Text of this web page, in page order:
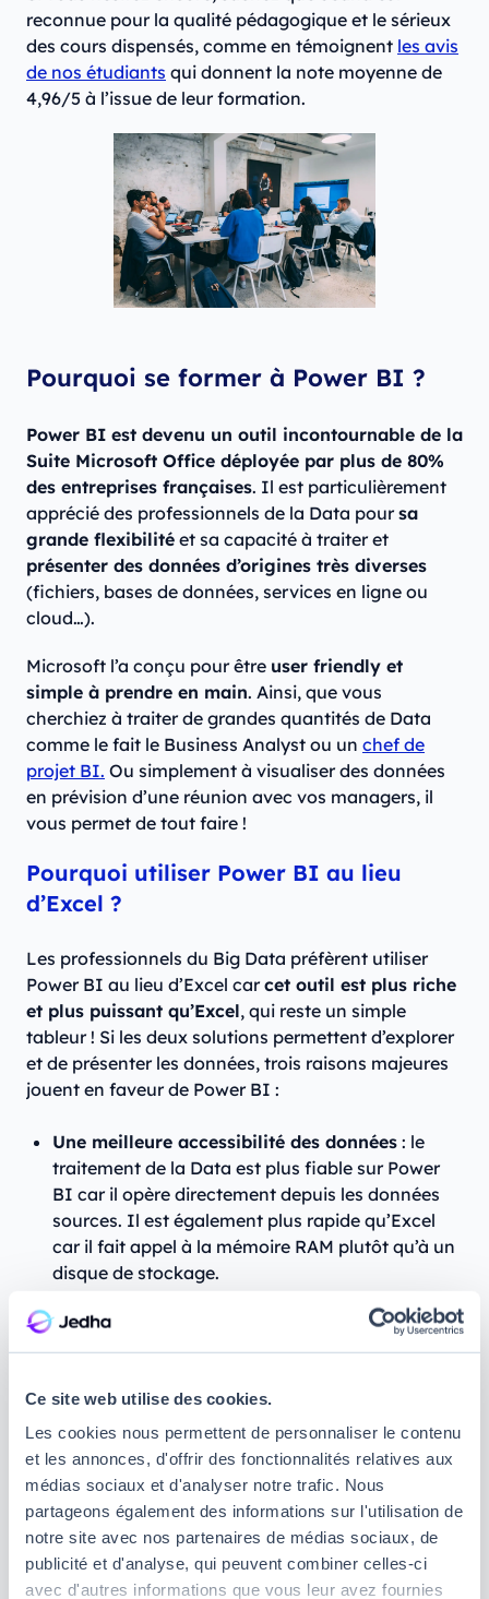
Ce site web utilise des cookies.
Les cookies nous permettent de personnaliser le contenu
et les annonces, d'offrir des fonctionnalités relatives aux
médias sociaux et d'analyser notre trafic. Nous
partageons également des informations sur l'utilisation de
notre site avec nos partenaires de médias sociaux, de
publicité et d'analyse, qui peuvent combiner celles-ci
avec d'autres informations que vous leur avez fournies
reconnue pour la qualité pédagogique et le sérieux
des cours dispensés, comme en témoignent les avis
de nos étudiants qui donnent la note moyenne de
4,96/5 à l’issue de leur formation.
Pourquoi se former à Power BI ?
Power BI est devenu un outil incontournable de la
Suite Microsoft Office déployée par plus de 80%
des entreprises françaises. Il est particulièrement
apprécié des professionnels de la Data poursa
grande flexibilité et sa capacité à traiter et
présenter des données d’origines très diverses
(fichiers, bases de données, services en ligne ou
cloud…).
Microsoft l’a conçu pour être user friendly et
simple à prendre en main. Ainsi, que vous
cherchiez à traiter de grandes quantités de Data
comme le fait le Business Analyst ou un chef de
projet BI. Ou simplement à visualiser des données
en prévision d’une réunion avec vos managers, il
vous permet de tout faire !
Pourquoi utiliser Power BI au lieu
d’Excel ?
Les professionnels du Big Data préfèrent utiliser
Power BI au lieu d’Excel carcet outil est plus riche
et plus puissant qu’Excel, qui reste un simple
tableur ! Si les deux solutions permettent d’explorer
et de présenter les données, trois raisons majeures
jouent en faveur de Power BI :
Une meilleure accessibilité des données : le
traitement de la Data est plus fiable sur Power
BI car il opère directement depuis les données
sources. Il est également plus rapide qu’Excel
car il fait appel à la mémoire RAM plutôt qu’à un
disque de stockage.
: l’interface de Power
BI permet de contrôler l’accès aux données sur
le Cloud en attribuant des rôles différents aux
Des dashboards plus poussés et plus
: Power BI propose des
fonctionnalités plus avancées en termes de
rendu visuel en intégrant des graphiques 2D/3D
via WebGL et des visuels R.